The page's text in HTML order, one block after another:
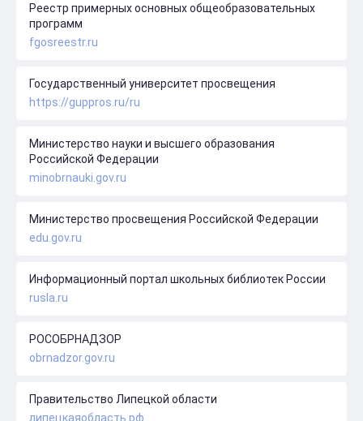
Реестр примерных основных общеобразовательных
программ
fgosreestr.ru
Государственный университет просвещения
https://guppros.ru/ru
Министерство науки и высшего образования
Российской Федерации
minobrnauki.gov.ru
Министерство просвещения Российской Федерации
edu.gov.ru
Информационный портал школьных библиотек России
rusla.ru
РОСОБРНАДЗОР
obrnadzor.gov.ru
Правительство Липецкой области
липецкаяобласть.рф